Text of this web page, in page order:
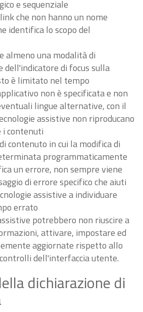
e sequenziale
che non hanno un nome
identifica lo scopo del
almeno una modalità di
dell'indicatore di focus sulla
è limitato nel tempo
non è specificata e non
lingue alternative, con il
assistive non riproducano
contenuti
contenuto in cui la modifica di
programmaticamente
un errore, non sempre viene
di errore specifico che aiuti
assistive a individuare
errato
potrebbero non riuscire a
attivare, impostare ed
aggiornate rispetto allo
dell'interfaccia utente.
dichiarazione di